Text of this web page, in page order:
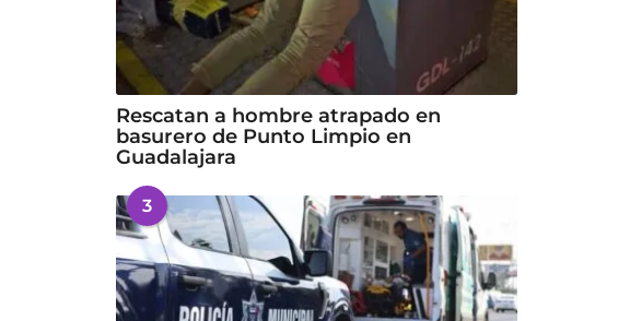
Rescatan a hombre atrapado en
basurero de Punto Limpio en
Guadalajara
3